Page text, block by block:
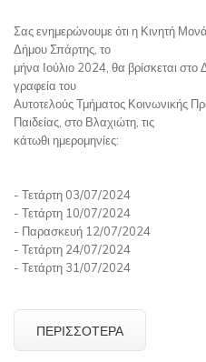
Σας ενημερώνουμε ότι η Κινητή
Δήμου Σπάρτης, το
μήνα Ιούλιο 2024, θα βρίσκεται
γραφεία του
Αυτοτελούς Τμήματος Κοινωνικής
Παιδείας, στο Βλαχιώτη, τις
κάτωθι ημερομηνίες:
- Τετάρτη 03/07/2024
- Τετάρτη 10/07/2024
- Παρασκευή 12/07/2024
- Τετάρτη 24/07/2024
- Τετάρτη 31/07/2024
ΠΕΡΙΣΣΌΤΕΡΑ